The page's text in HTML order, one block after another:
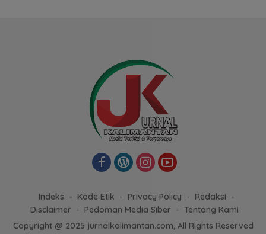
Indeks Kode Etik Privacy Policy
Redaksi
Disclaimer
Pedoman Media Siber
Tentang Kami
Copyright @ 2025 jurnalkalimantan.com, All Rights Reserved